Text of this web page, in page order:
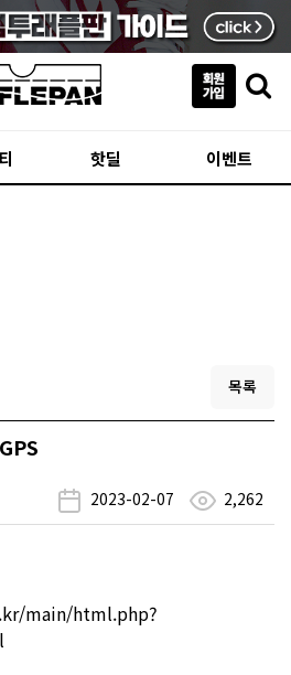
핫딜 이벤트
목록
2023-02-07 2,262
main/html.php?